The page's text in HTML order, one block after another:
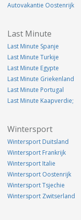
Autovakantie Oostenrijk
Last Minute
Last Minute Spanje
Last Minute Turkije
Last Minute Egypte
Last Minute Griekenland
Last Minute Portugal
Last Minute Kaapverdie;
Wintersport
Wintersport Duitsland
Wintersport Frankrijk
Wintersport Italie
Wintersport Oostenrijk
Wintersport Tsjechie
Wintersport Zwitserland